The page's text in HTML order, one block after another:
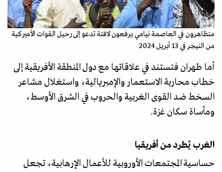
أ ف ب
متظاهرون في العاصمة نيامي يرفعون لافتة تدعو إلى رحيل القوات الأميركية
من النيجر في 13 أبريل 2024
أما طهران فتستند في علاقاتها مع دول المنطقة الأفريقية إلى
خطاب محاربة الاستعمار والإمبريالية، واستغلال مشاعر
السخط ضد القوى الغربية والحروب في الشرق الأوسط،
ومأساة سكان غزة.
الغرب يُطرد من أفريقيا
حساسية المجتمعات الأوروبية للأعمال الإرهابية، تجعل